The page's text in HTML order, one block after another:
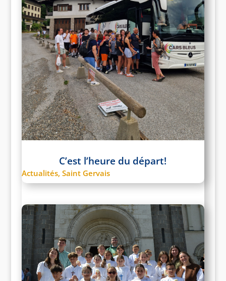
C’est l’heure du départ!
Actualités, Saint Gervais